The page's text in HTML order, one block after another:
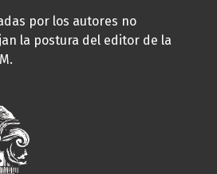
por los autores no
la postura del editor de la